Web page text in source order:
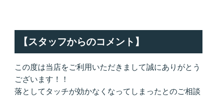
【スタッフからのコメント】
この度は当店をご利用いただきまして誠にありがとう
ございます！！
落としてタッチが効かなくなってしまったとのご相談